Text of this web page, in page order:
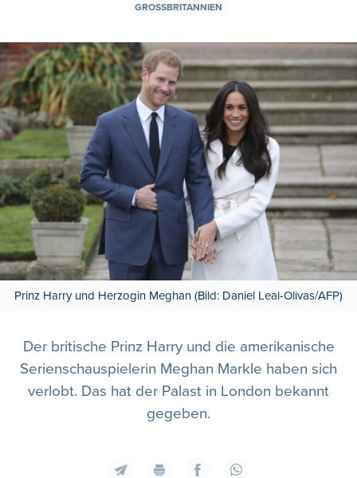
GROSSBRITANNIEN
Prinz Harry und Herzogin Meghan (Bild: Daniel Leal-Olivas/AFP)
Der britische Prinz Harry und die amerikanische
Serienschauspielerin Meghan Markle haben sich
verlobt. Das hat der Palast in London bekannt
gegeben.